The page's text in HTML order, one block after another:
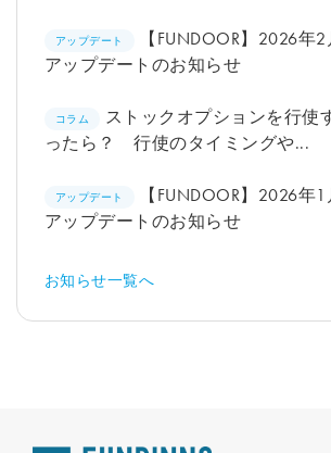
アップデート
【FUNDOOR】2026年
アップデートのお知らせ
コラム
ストックオプションを行使
ったら？ 行使のタイミングや...
アップデート
【FUNDOOR】2026年
アップデートのお知らせ
お知らせ一覧へ